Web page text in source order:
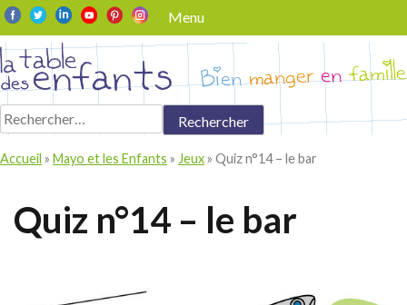
Skip
to
content
Menu
Rechercher :
Accueil » Mayo et les Enfants » Jeux» Quiz n°14 – le bar
Quiz n°14 – le bar